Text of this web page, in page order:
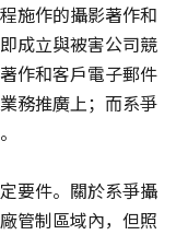
施作的攝影著作和
成立與被害公司競
作和客戶電子郵件
務推廣上；而系爭
要件。關於系爭攝
管制區域內，但照